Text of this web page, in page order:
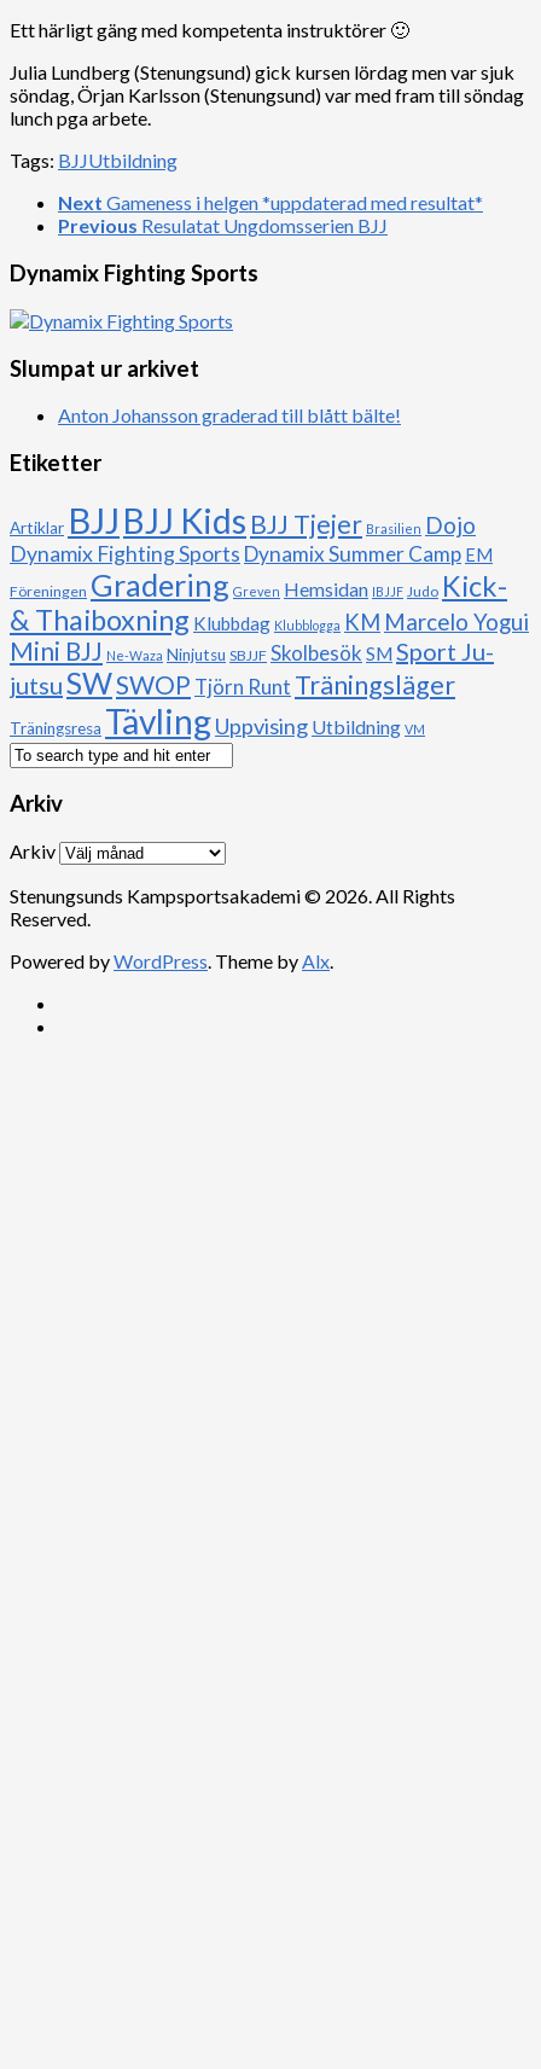
Ett härligt gäng med kompetenta instruktörer 🙂
Julia Lundberg (Stenungsund) gick kursen lördag men var sjuk
söndag, Örjan Karlsson (Stenungsund) var med fram till söndag
lunch pga arbete.
Tags: BJJUtbildning
Next Gameness i helgen *uppdaterad med resultat*
Previous Resulatat Ungdomsserien BJJ
Dynamix Fighting Sports
Slumpat ur arkivet
Anton Johansson graderad till blått bälte!
Etiketter
Artiklar BJJ BJJ Kids BJJ Tjejer Brasilien Dojo
Dynamix Fighting Sports Dynamix Summer Camp EM
Föreningen Gradering Greven Hemsidan IBJJF Judo Kick-
& Thaiboxning Klubbdag Klubblogga KM Marcelo Yogui
Mini BJJ Ne-Waza Ninjutsu SBJJF Skolbesök SM Sport Ju-
jutsuSWSWOP Tjörn Runt Träningsläger
Träningsresa TävlingUppvising Utbildning VM
Arkiv
Arkiv
Stenungsunds Kampsportsakademi © 2026. All Rights
Reserved.
Powered byWordPress. Theme byAlx.